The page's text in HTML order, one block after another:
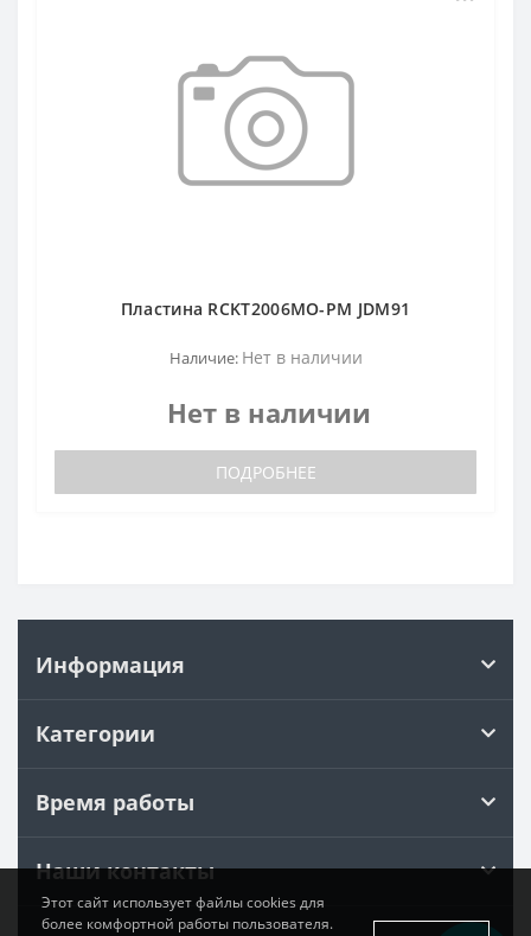
Пластина RCKT2006MO-PM JDM91
Наличие: Нет в наличии
Нет в наличии
ПОДРОБНЕЕ
Информация
Категории
Время работы
Наши контакты
Этот сайт использует файлы cookies для
более комфортной работы пользователя.